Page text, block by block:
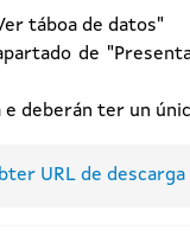
táboa de datos"
de
deberán ter un
URL de descarga